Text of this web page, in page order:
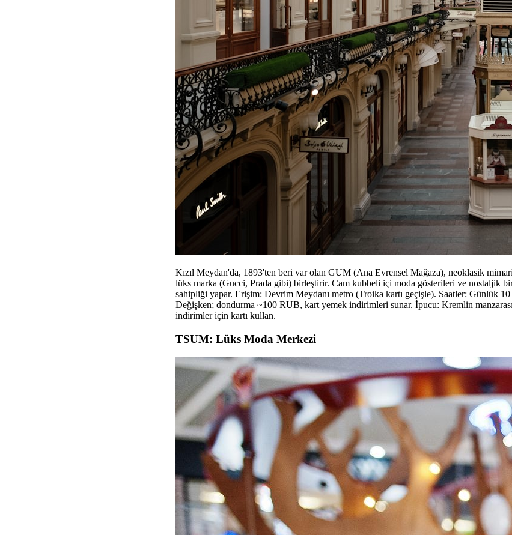
Kızıl Meydan'da, 1893'ten beri var olan GUM (Ana Evrensel Mağaza), neoklasik
lüks marka (Gucci, Prada gibi) birleştirir. Cam kubbeli içi moda gösterileri ve nostaljik
sahipliği yapar. Erişim: Devrim Meydanı metro (Troika kartı geçişle). Saatler: Günlük
Değişken; dondurma ~100 RUB, kart yemek indirimleri sunar. İpucu: Kremlin
indirimler için kartı kullan.
TSUM: Lüks Moda Merkezi